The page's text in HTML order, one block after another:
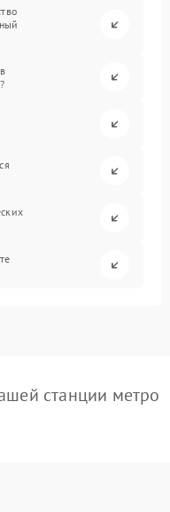
станции метро